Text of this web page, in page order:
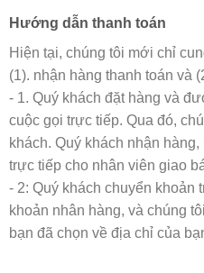
Hướng dẫn thanh toán
Hiện tại, chúng tôi mới chỉ
(1). nhận hàng thanh toán và
- 1. Quý khách đặt hàng và
cuộc gọi trực tiếp. Qua đó,
khách. Quý khách nhận
trực tiếp cho nhân viên giao
- 2: Quý khách chuyển khoản
khoản nhân hàng, và chúng
bạn đã chọn về địa chỉ của